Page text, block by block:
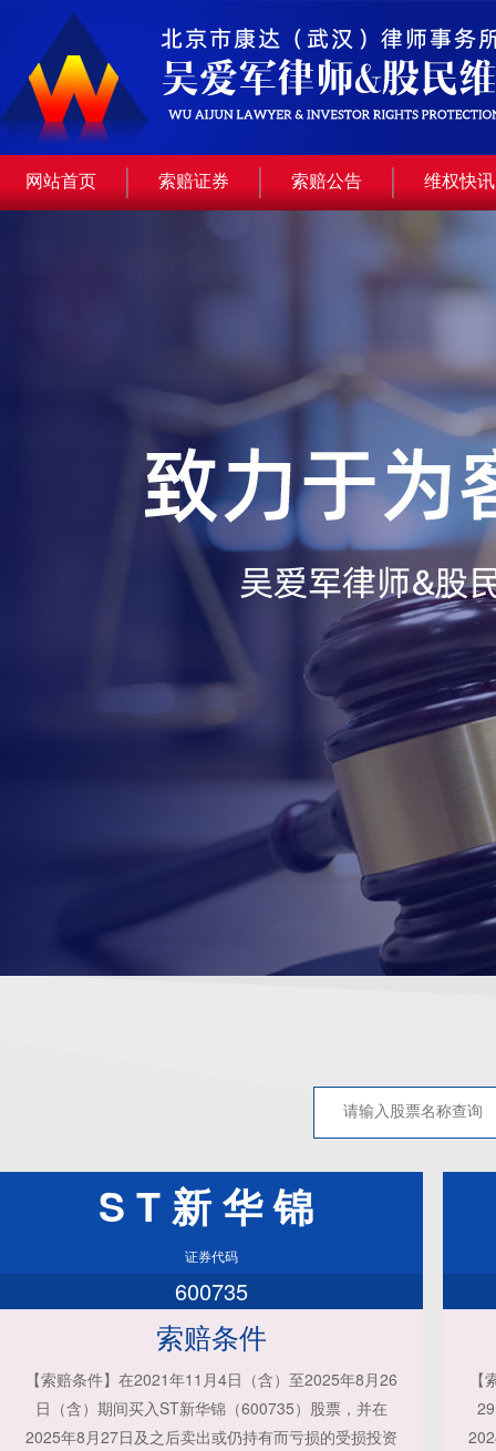
网站首页 索赔证券 索赔公告 维权快讯
ST新华锦
证券代码
600735
索赔条件
【索赔条件】在2021年11月4日（含）至2025年8月26
日（含）期间买入ST新华锦（600735）股票，并在
2025年8月27日及之后卖出或仍持有而亏损的受损投资